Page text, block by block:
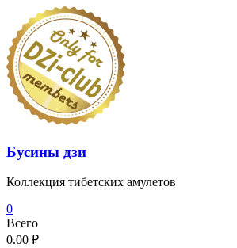
Перейти
содержимому
Бусины дзи
Коллекция тибетских амулетов
0
Всего
0.00 ₽